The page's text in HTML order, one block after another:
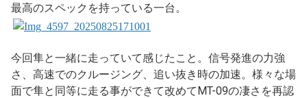
最高のスペックを持っている一台。
今回隼と一緒に走っていて感じたこと。信号発進の力強
さ、高速でのクルージング、追い抜き時の加速。様々な場
面で隼と同等に走る事ができて改めてMT-09の凄さを再認